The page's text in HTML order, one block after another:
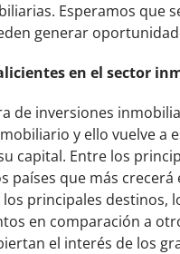
Esperamos que
generar
en el sector
de inversiones
y ello vuelve a
capital. Entre los
países que más
principales destinos,
en comparación a
el interés de los